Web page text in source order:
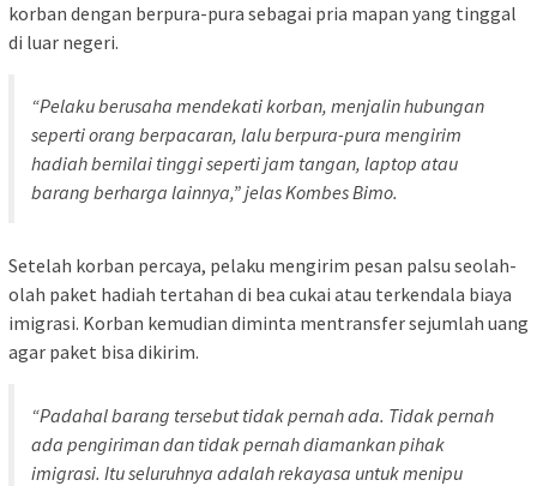
korban dengan berpura-pura sebagai pria mapan yang tinggal
di luar negeri.
“Pelaku berusaha mendekati korban, menjalin hubungan
seperti orang berpacaran, lalu berpura-pura mengirim
hadiah bernilai tinggi seperti jam tangan, laptop atau
barang berharga lainnya,” jelas Kombes Bimo.
Setelah korban percaya, pelaku mengirim pesan palsu seolah-
olah paket hadiah tertahan di bea cukai atau terkendala biaya
imigrasi. Korban kemudian diminta mentransfer sejumlah uang
agar paket bisa dikirim.
“Padahal barang tersebut tidak pernah ada. Tidak pernah
ada pengiriman dan tidak pernah diamankan pihak
imigrasi. Itu seluruhnya adalah rekayasa untuk menipu